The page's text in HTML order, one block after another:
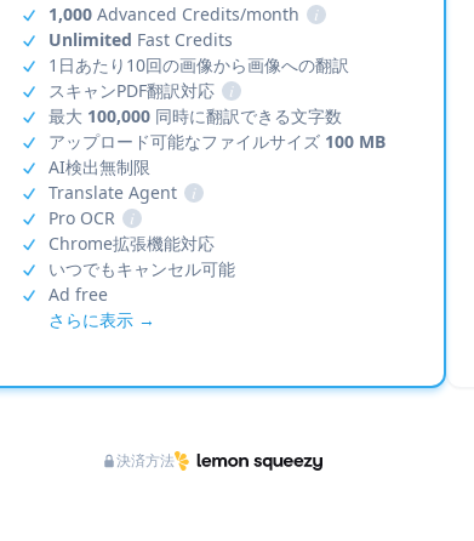
1,000 Advanced Credits/month
i
Unlimited Fast Credits
1日あたり10回の画像から画像への翻訳
スキャンPDF翻訳対応
i
最大 100,000 同時に翻訳できる文字数
アップロード可能なファイルサイズ 100 MB
AI検出無制限
Translate Agent
i
Pro OCR
i
Chrome拡張機能対応
いつでもキャンセル可能
Ad free
さらに表示 →
決済方法